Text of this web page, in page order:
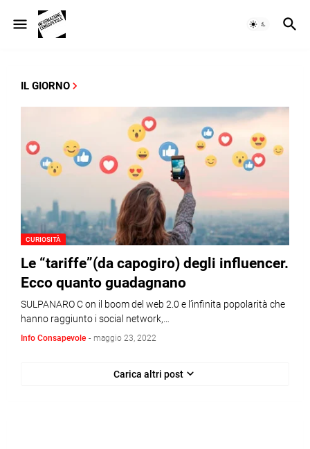
IL GIORNO
CURIOSITÀ
Le “tariffe”(da capogiro) degli influencer.
Ecco quanto guadagnano
SULPANARO C on il boom del web 2.0 e l’infinita popolarità che
hanno raggiunto i social network,…
Info Consapevole - maggio 23, 2022
Carica altri post